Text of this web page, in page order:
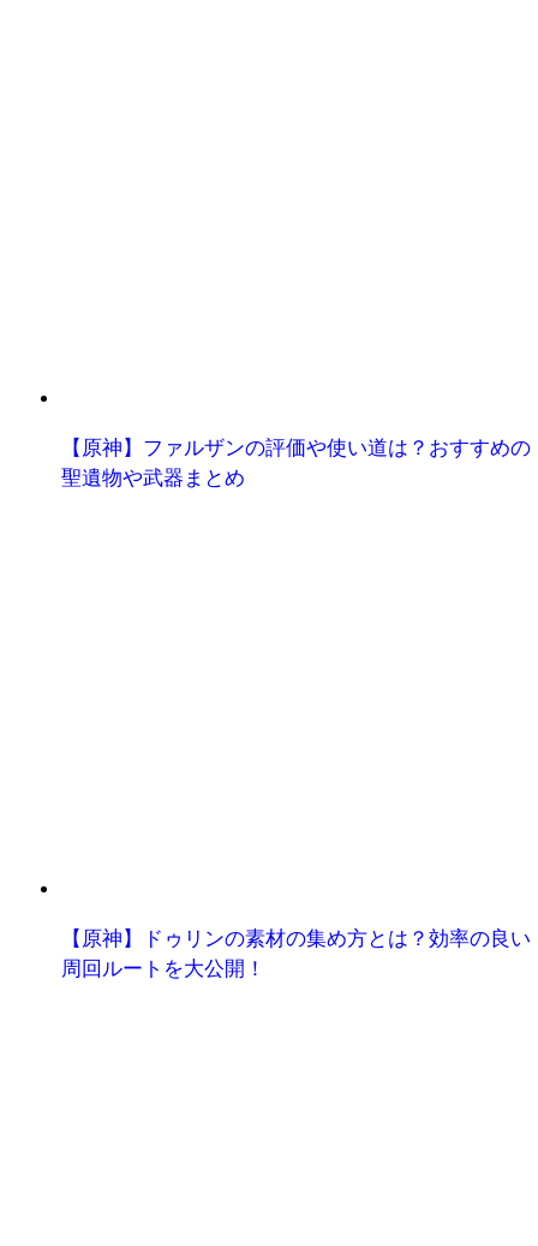
【原神】ファルザンの評価や使い道は？おすすめの
聖遺物や武器まとめ
【原神】ドゥリンの素材の集め方とは？効率の良い
周回ルートを大公開！